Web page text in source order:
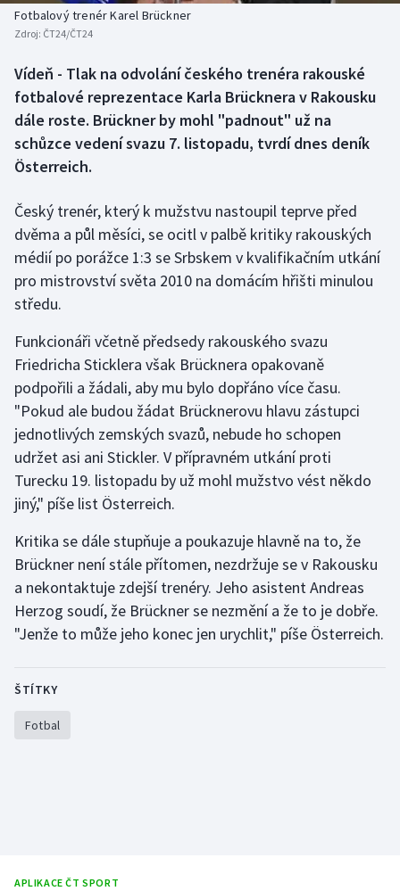
Biatlon
Box
Curling
Florbal
Futsal
Golf
Gymnastika
Házená
Jezdectví
Judo
Lezení
Lyže a snowboard
Motorsport
Aplikace ČT sport
Fotbalový trenér Karel Brückner
Zdroj: ČT24/ČT24
Vídeň - Tlak na odvolání českého trenéra rakouské
fotbalové reprezentace Karla Brücknera v Rakousku
dále roste. Brückner by mohl "padnout" už na
schůzce vedení svazu 7. listopadu, tvrdí dnes deník
Österreich.
Český trenér, který k mužstvu nastoupil teprve před
dvěma a půl měsíci, se ocitl v palbě kritiky rakouských
médií po porážce 1:3 se Srbskem v kvalifikačním utkání
pro mistrovství světa 2010 na domácím hřišti minulou
středu.
Funkcionáři včetně předsedy rakouského svazu
Friedricha Sticklera však Brücknera opakovaně
podpořili a žádali, aby mu bylo dopřáno více času.
"Pokud ale budou žádat Brücknerovu hlavu zástupci
jednotlivých zemských svazů, nebude ho schopen
udržet asi ani Stickler. V přípravném utkání proti
Turecku 19. listopadu by už mohl mužstvo vést někdo
jiný," píše list Österreich.
Kritika se dále stupňuje a poukazuje hlavně na to, že
Brückner není stále přítomen, nezdržuje se v Rakousku
a nekontaktuje zdejší trenéry. Jeho asistent Andreas
Herzog soudí, že Brückner se nezmění a že to je dobře.
"Jenže to může jeho konec jen urychlit," píše Österreich.
ŠTÍTKY
Fotbal
APLIKACE ČT SPORT